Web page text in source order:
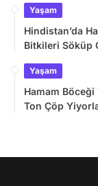
Yaşam
Hindistan’da
Bitkileri Söküp
Yaşam
Hamam
Ton Çöp